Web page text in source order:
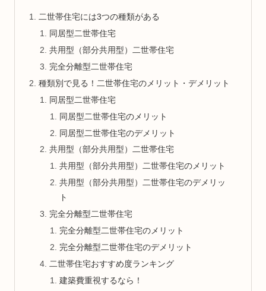
二世帯住宅には3つの種類がある
同居型二世帯住宅
共用型（部分共用型）二世帯住宅
完全分離型二世帯住宅
種類別で見る！二世帯住宅のメリット・デメリット
同居型二世帯住宅
同居型二世帯住宅のメリット
同居型二世帯住宅のデメリット
共用型（部分共用型）二世帯住宅
共用型（部分共用型）二世帯住宅のメリット
共用型（部分共用型）二世帯住宅のデメリッ
ト
完全分離型二世帯住宅
完全分離型二世帯住宅のメリット
完全分離型二世帯住宅のデメリット
二世帯住宅おすすめ度ランキング
建築費重視するなら！